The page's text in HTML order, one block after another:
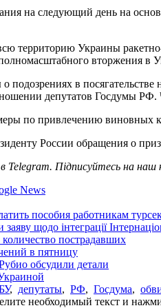
на следующий день на
территорию Украины
вторжения в
подозрениях в
депутатов Госдумы
по привлечению виновных к
России обращения о
в Telegram. Підписуйтесь на наш
News
пособия работникам
щодо інтеграції
пострадавших
в пятницу
обсудили детали
, депутаты, РФ, Госдума,
необходимый текст и